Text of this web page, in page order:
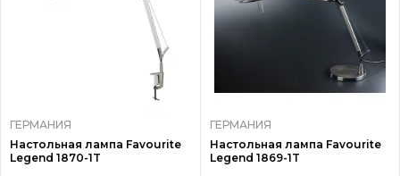
ГЕРМАНИЯ
Настольная лампа Favourite
Legend 1870-1T
ГЕРМАНИЯ
Настольная лампа Favourite
Legend 1869-1T